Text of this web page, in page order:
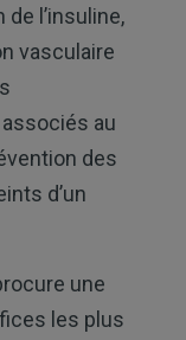
de l’insuline,
vasculaire
au
des
d’un
une
les plus